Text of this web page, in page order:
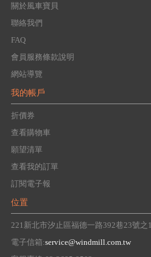
關於風車寶貝
聯絡我們
FAQ
會員服務條款說明
網站導覽
我的帳戶
折價券
查看購物車
願望清單
查看我的訂單
訂閱電子報
位置
221新北市汐止區福德一路392巷23號之1
電子信箱:service@windmill.com.tw